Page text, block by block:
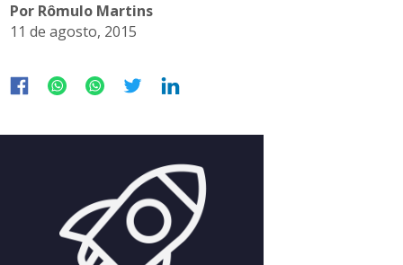
Por Rômulo Martins
11 de agosto, 2015